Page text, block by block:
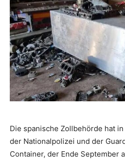
Die spanische Zollbehörde hat
der Nationalpolizei und der
Container, der Ende September